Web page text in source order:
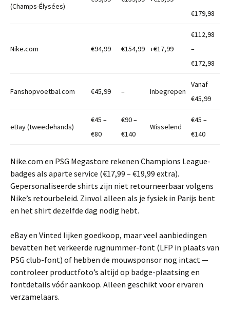
(Champs-Élysées)
€179,98
Nike.com €94,99 €154,99 +€17,99
€112,98
–
€172,98
Fanshopvoetbal.com €45,99 – Inbegrepen
Vanaf
€45,99
eBay (tweedehands)
€45 –
€80
€90 –
€140
Wisselend
€45 –
€140
Nike.com en PSG Megastore rekenen Champions League-
badges als aparte service (€17,99 – €19,99 extra).
Gepersonaliseerde shirts zijn niet retourneerbaar volgens
Nike’s retourbeleid. Zinvol alleen als je fysiek in Parijs bent
en het shirt dezelfde dag nodig hebt.
eBay en Vinted lijken goedkoop, maar veel aanbiedingen
bevatten het verkeerde rugnummer-font (LFP in plaats van
PSG club-font) of hebben de mouwsponsor nog intact —
controleer productfoto’s altijd op badge-plaatsing en
fontdetails vóór aankoop. Alleen geschikt voor ervaren
verzamelaars.